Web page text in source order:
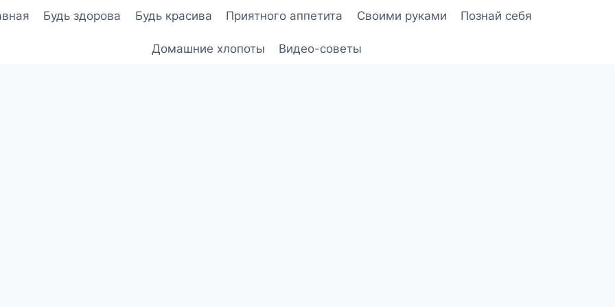
Будь здорова Будь красива Приятного аппетита Своими руками Познай себя
Домашние хлопоты Видео-советы